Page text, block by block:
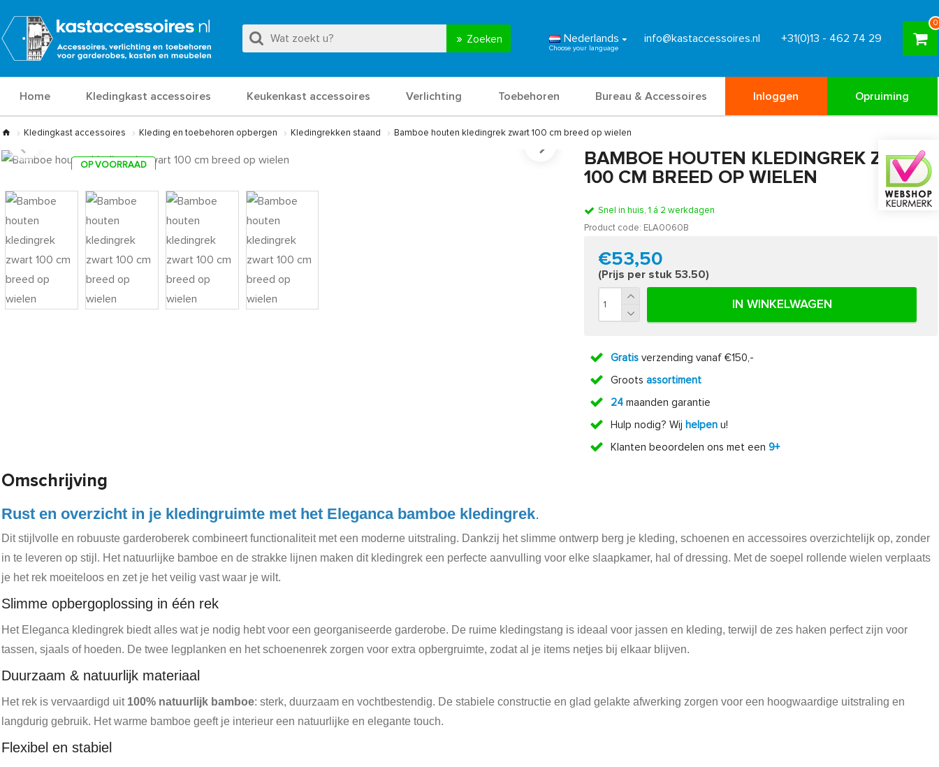
Zoeken Nederlands info@kastaccessoires.nl +31(0)13 - 462 74 29
0
Home Kledingkast accessoires Keukenkast accessoires Verlichting Toebehoren Bureau & Accessoires Inloggen Opruiming
Kledingkast accessoires Kleding en toebehoren opbergen Kledingrekken staand Bamboe houten kledingrek zwart 100 cm breed op wielen
OP VOORRAAD
BAMBOE HOUTEN KLEDINGREK ZWART
100 CM BREED OP WIELEN
Snel in huis, 1 á 2 werkdagen
Product code: ELA0060B
€53,50
(Prijs per stuk 53.50)
IN WINKELWAGEN
Gratisverzending vanaf €150,-
Groots assortiment
24maanden garantie
Hulp nodig? Wij helpenu!
Klanten beoordelen ons met een 9+
Omschrijving
Rust en overzicht in je kledingruimte met het Eleganca bamboe kledingrek.
Dit stijlvolle en robuuste garderoberek combineert functionaliteit met een moderne uitstraling. Dankzij het slimme ontwerp berg je kleding, schoenen en accessoires overzichtelijk op, zonder
in te leveren op stijl. Het natuurlijke bamboe en de strakke lijnen maken dit kledingrek een perfecte aanvulling voor elke slaapkamer, hal of dressing. Met de soepel rollende wielen verplaats
je het rek moeiteloos en zet je het veilig vast waar je wilt.
Slimme opbergoplossing in één rek
Het Eleganca kledingrek biedt alles wat je nodig hebt voor een georganiseerde garderobe. De ruime kledingstang is ideaal voor jassen en kleding, terwijl de zes haken perfect zijn voor
tassen, sjaals of hoeden. De twee legplanken en het schoenenrek zorgen voor extra opbergruimte, zodat al je items netjes bij elkaar blijven.
Duurzaam & natuurlijk materiaal
Het rek is vervaardigd uit 100% natuurlijk bamboe: sterk, duurzaam en vochtbestendig. De stabiele constructie en glad gelakte afwerking zorgen voor een hoogwaardige uitstraling en
langdurig gebruik. Het warme bamboe geeft je interieur een natuurlijke en elegante touch.
Flexibel en stabiel